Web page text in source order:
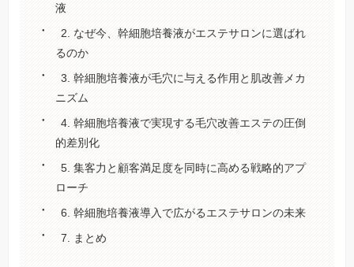
液
2. なぜ今、幹細胞培養液がエステサロンに選ばれ
るのか
3. 幹細胞培養液が毛穴に与える作用と肌改善メカ
ニズム
4. 幹細胞培養液で実現する毛穴改善エステの圧倒
的差別化
5. 集客力と顧客満足度を同時に高める戦略的アプ
ローチ
6. 幹細胞培養液導入で広がるエステサロンの未来
7. まとめ